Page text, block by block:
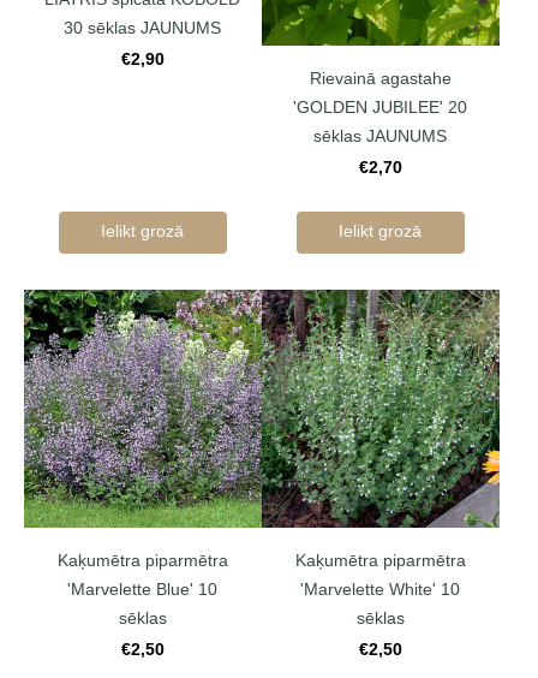
30 sēklas JAUNUMS
€2,90
Ielikt grozā
Rievainā agastahe
'GOLDEN JUBILEE' 20
sēklas JAUNUMS
€2,70
Ielikt grozā
Kaķumētra piparmētra
'Marvelette Blue' 10
sēklas
€2,50
Kaķumētra piparmētra
'Marvelette White' 10
sēklas
€2,50